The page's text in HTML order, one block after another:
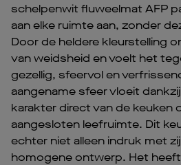
schelpenwit fluweelmat AFP
aan elke ruimte aan, zonder
Door de heldere kleurstelling
van weidsheid en voelt het
gezellig, sfeervol en
aangename sfeer vloeit
karakter direct van de keuken
aangesloten leefruimte. Dit
echter niet alleen indruk met
homogene ontwerp. Het